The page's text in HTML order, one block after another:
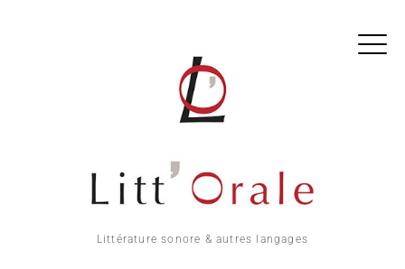
Littérature sonore & autres langages